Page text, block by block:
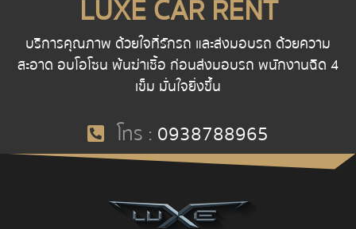
LUXE CAR RENT
บริการคุณภาพ ด้วยใจที่รักรถ และส่งมอบรถ ด้วยความ
สะอาด อบโอโซน พ้นฆ่าเชื้อ ก่อนส่งมอบรถ พนักงานฉีด 4
เข็ม มั่นใจยิ่งขึ้น
โทร : 0938788965